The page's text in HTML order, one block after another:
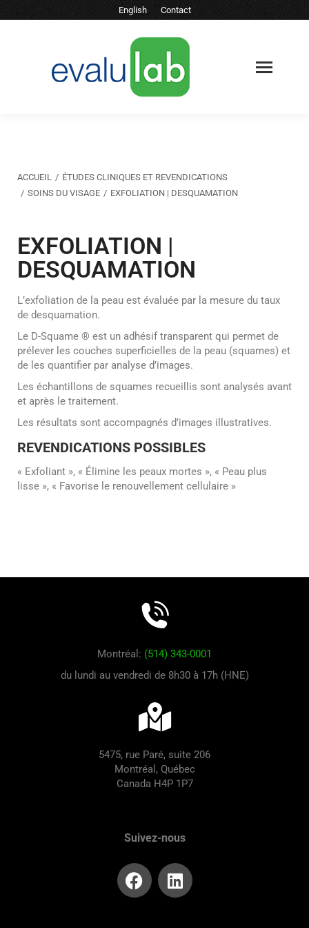
English Contact
Vous êtes ici :
ACCUEIL
ÉTUDES CLINIQUES ET REVENDICATIONS
SOINS DU VISAGE
EXFOLIATION | DESQUAMATION
EXFOLIATION |
DESQUAMATION
L’exfoliation de la peau est évaluée par la mesure du taux
de desquamation.
Le D-Squame ® est un adhésif transparent qui permet de
prélever les couches superficielles de la peau (squames) et
de les quantifier par analyse d’images.
Les échantillons de squames recueillis sont analysés avant
et après le traitement.
Les résultats sont accompagnés d’images illustratives.
REVENDICATIONS POSSIBLES
« Exfoliant », « Élimine les peaux mortes », « Peau plus
lisse », « Favorise le renouvellement cellulaire »
Montréal: (514) 343-0001
du lundi au vendredi de 8h30 à 17h (HNE)
5475, rue Paré, suite 206
Montréal, Québec
Canada H4P 1P7
Suivez-nous